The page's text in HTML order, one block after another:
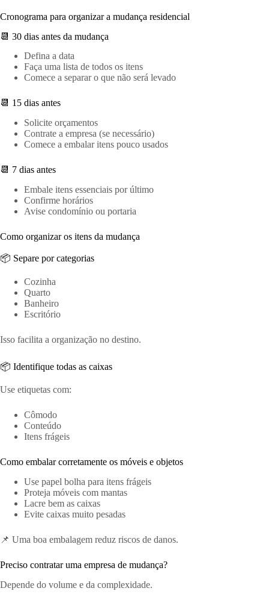
Cronograma para organizar a mudança residencial
📆 30 dias antes da mudança
Defina a data
Faça uma lista de todos os itens
Comece a separar o que não será levado
📆 15 dias antes
Solicite orçamentos
Contrate a empresa (se necessário)
Comece a embalar itens pouco usados
📆 7 dias antes
Embale itens essenciais por último
Confirme horários
Avise condomínio ou portaria
Como organizar os itens da mudança
📦 Separe por categorias
Cozinha
Quarto
Banheiro
Escritório
Isso facilita a organização no destino.
📦 Identifique todas as caixas
Use etiquetas com:
Cômodo
Conteúdo
Itens frágeis
Como embalar corretamente os móveis e objetos
Use papel bolha para itens frágeis
Proteja móveis com mantas
Lacre bem as caixas
Evite caixas muito pesadas
📌 Uma boa embalagem reduz riscos de danos.
Preciso contratar uma empresa de mudança?
Depende do volume e da complexidade.